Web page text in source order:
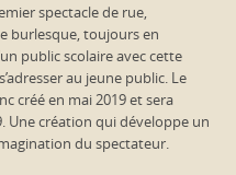
spectacle de rue,
burlesque, toujours en
public scolaire avec cette
au jeune public. Le
créé en mai 2019 et sera
Une création qui développe un
du spectateur.